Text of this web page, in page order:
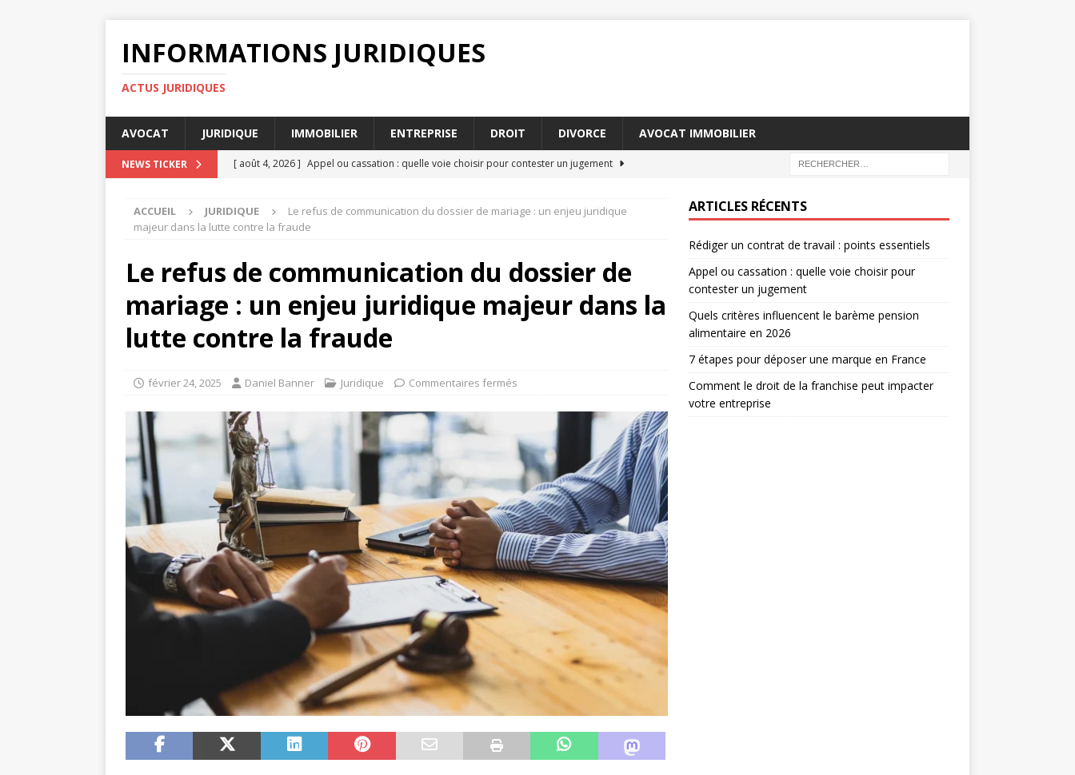
INFORMATIONS JURIDIQUES
ACTUS JURIDIQUES
AVOCAT JURIDIQUE IMMOBILIER ENTREPRISE DROIT DIVORCE AVOCAT IMMOBILIER
NEWS TICKER [ août 4, 2026 ] Appel ou cassation : quelle voie choisir pour contester un jugement
[ août 3, 2026 ] Quels critères influencent le barème pension alimentaire en 2026
[ août 2, 2026 ] 7 étapes pour déposer une marque en France
ENTREPRISE
[ août 2, 2026 ] Comment le droit de la franchise peut impacter votre entreprise
ENTREPRISE
ACCUEIL JURIDIQUE
Le refus de communication du dossier de mariage : un enjeu juridique
majeur dans la lutte contre la fraude
Le refus de communication du dossier de
mariage : un enjeu juridique majeur dans la
lutte contre la fraude
février 24, 2025 Daniel Banner Juridique Commentaires fermés
ARTICLES RÉCENTS
Rédiger un contrat de travail : points essentiels
Appel ou cassation : quelle voie choisir pour
contester un jugement
Quels critères influencent le barème pension
alimentaire en 2026
7 étapes pour déposer une marque en France
Comment le droit de la franchise peut impacter
votre entreprise